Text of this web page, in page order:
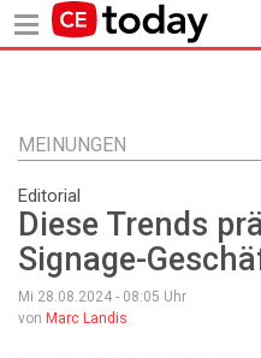
Inhalt
MEINUNGEN
Editorial
Diese Trends
Signage-
Mi 28.08.2024 - 08:05 Uhr
von Marc Landis